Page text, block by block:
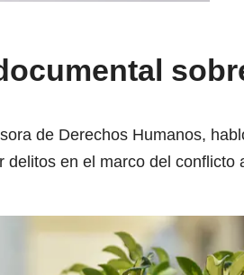
de Derechos Humanos,
en el marco del conflicto